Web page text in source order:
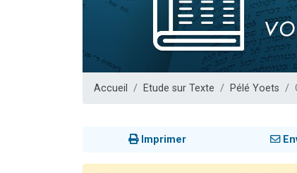
3
2
2
Accueil Etude sur Texte Pélé Yoets
Imprimer